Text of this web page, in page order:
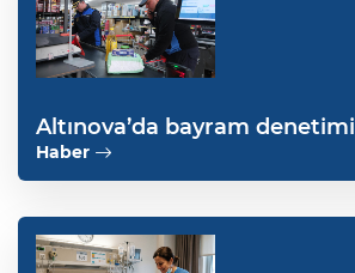
Altınova’da bayram denetimi
Haber